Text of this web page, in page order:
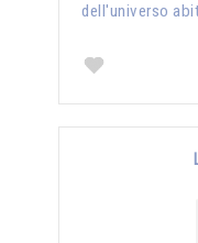
dell'universo